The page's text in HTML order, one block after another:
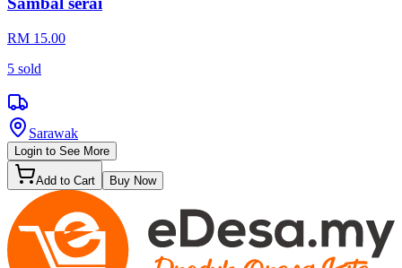
RM 15.00
5 sold
Sarawak
Login to See More
Add to Cart Buy Now